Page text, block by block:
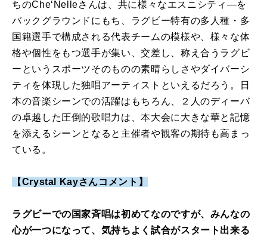
ちのChe‘Nelleさんは、共に様々なエスニシティ―を
バックグラウンドにもち、ラグビー特有の多人種・多
国籍選手で構成される代表チームの模様や、様々な体
格や個性をもつ選手が集い、交差し、称え合うラグビ
ーというスポーツそのものの素晴らしさやダイバーシ
ティを体現した独唱アーティストといえるだろう。日
本の音楽シーンでの活躍はもちろん、２人のディーバ
の卓越した圧倒的歌唱力は、本大会に大きな華と記憶
を添えるシーンとなると主催者や観客の期待も高まっ
ている。
【Crystal Kayさんコメント】
ラグビーでの国家斉唱は初めてなのですが、みんなの
心が一つになって、気持ちよく試合がスタート出来る